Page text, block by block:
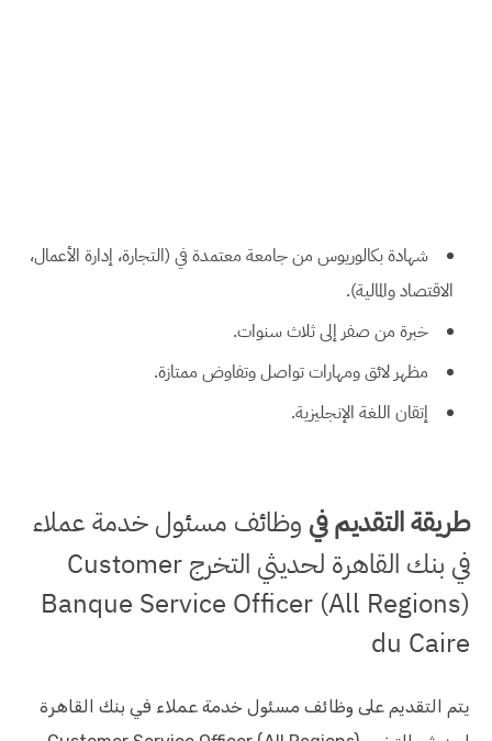
شهادة بكالوريوس من جامعة معتمدة في (التجارة، إدارة الأعمال،
الاقتصاد والمالية).
خبرة من صفر إلى ثلاث سنوات.
مظهر لائق ومهارات تواصل وتفاوض ممتازة.
إتقان اللغة الإنجليزية.
طريقة التقديم في وظائف مسئول خدمة عملاء
في بنك القاهرة لحديثي التخرج Customer
Service Officer (All Regions)‏ Banque
du Caire‏
يتم التقديم على وظائف مسئول خدمة عملاء في بنك القاهرة